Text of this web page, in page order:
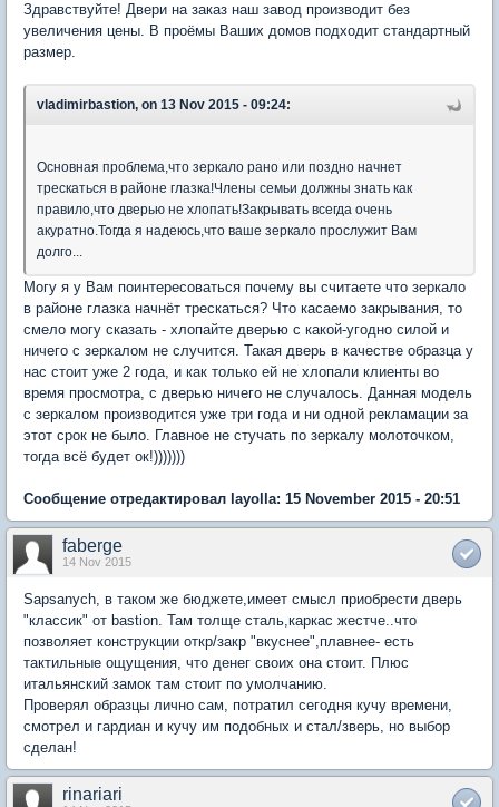
Здравствуйте! Двери на заказ наш завод производит без
увеличения цены. В проёмы Ваших домов подходит стандартный
размер.
vladimirbastion, on 13 Nov 2015 - 09:24:
Основная проблема,что зеркало рано или поздно начнет
трескаться в районе глазка!Члены семьи должны знать как
правило,что дверью не хлопать!Закрывать всегда очень
акуратно.Тогда я надеюсь,что ваше зеркало прослужит Вам
долго...
Могу я у Вам поинтересоваться почему вы считаете что зеркало
в районе глазка начнёт трескаться? Что касаемо закрывания, то
смело могу сказать - хлопайте дверью с какой-угодно силой и
ничего с зеркалом не случится. Такая дверь в качестве образца у
нас стоит уже 2 года, и как только ей не хлопали клиенты во
время просмотра, с дверью ничего не случалось. Данная модель
с зеркалом производится уже три года и ни одной рекламации за
этот срок не было. Главное не стучать по зеркалу молоточком,
тогда всё будет ок!)))))))
Сообщение отредактировал layolla: 15 November 2015 - 20:51
faberge
14 Nov 2015
Sapsanych, в таком же бюджете,имеет смысл приобрести дверь
"классик" от bastion. Там толще сталь,каркас жестче..что
позволяет конструкции откр/закр "вкуснее",плавнее- есть
тактильные ощущения, что денег своих она стоит. Плюс
итальянский замок там стоит по умолчанию.
Проверял образцы лично сам, потратил сегодня кучу времени,
смотрел и гардиан и кучу им подобных и стал/зверь, но выбор
сделан!
rinariari